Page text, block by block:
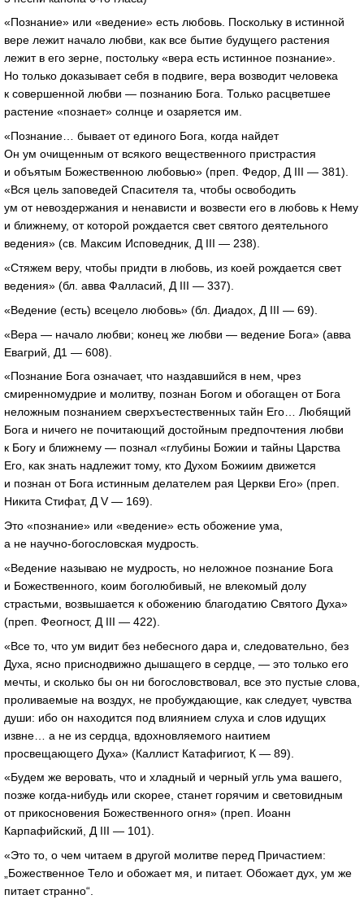
«Познание» или «ведение» есть любовь. Поскольку в истинной
вере лежит начало любви, как все бытие будущего растения
лежит в его зерне, постольку «вера есть истинное познание».
Но только доказывает себя в подвиге, вера возводит человека
к совершенной любви — познанию Бога. Только расцветшее
растение «познает» солнце и озаряется им.
«Познание… бывает от единого Бога, когда найдет
Он ум очищенным от всякого вещественного пристрастия
и объятым Божественною любовью» (преп. Федор, Д III — 381).
«Вся цель заповедей Спасителя та, чтобы освободить
ум от невоздержания и ненависти и возвести его в любовь к Нему
и ближнему, от которой рождается свет святого деятельного
ведения» (св. Максим Исповедник, Д III — 238).
«Стяжем веру, чтобы придти в любовь, из коей рождается свет
ведения» (бл. авва Фалласий, Д III — 337).
«Ведение (есть) всецело любовь» (бл. Диадох, Д III — 69).
«Вера — начало любви; конец же любви — ведение Бога» (авва
Евагрий, Д1 — 608).
«Познание Бога означает, что наздавшийся в нем, чрез
смиренномудрие и молитву, познан Богом и обогащен от Бога
неложным познанием сверхъестественных тайн Его… Любящий
Бога и ничего не почитающий достойным предпочтения любви
к Богу и ближнему — познал «глубины Божии и тайны Царства
Его, как знать надлежит тому, кто Духом Божиим движется
и познан от Бога истинным делателем рая Церкви Его» (преп.
Никита Стифат, Д V — 169).
Это «познание» или «ведение» есть обожение ума,
а не научно-богословская мудрость.
«Ведение называю не мудрость, но неложное познание Бога
и Божественного, коим боголюбивый, не влекомый долу
страстьми, возвышается к обожению благодатию Святого Духа»
(преп. Феогност, Д III — 422).
«Все то, что ум видит без небесного дара и, следовательно, без
Духа, ясно приснодвижно дышащего в сердце, — это только его
мечты, и сколько бы он ни богословствовал, все это пустые слова,
проливаемые на воздух, не пробуждающие, как следует, чувства
души: ибо он находится под влиянием слуха и слов идущих
извне… а не из сердца, вдохновляемого наитием
просвещающего Духа» (Каллист Катафигиот, К — 89).
«Будем же веровать, что и хладный и черный угль ума вашего,
позже когда-нибудь или скорее, станет горячим и световидным
от прикосновения Божественного огня» (преп. Иоанн
Карпафийский, Д III — 101).
«Это то, о чем читаем в другой молитве перед Причастием:
„Божественное Тело и обожает мя, и питает. Обожает дух, ум же
питает странно“.